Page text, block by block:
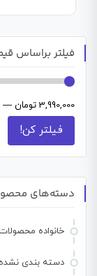
فیلتر براساس
3,990,000 تومان —
فیلتر کن!
دسته‌های
خانواده
دسته بندی نشده